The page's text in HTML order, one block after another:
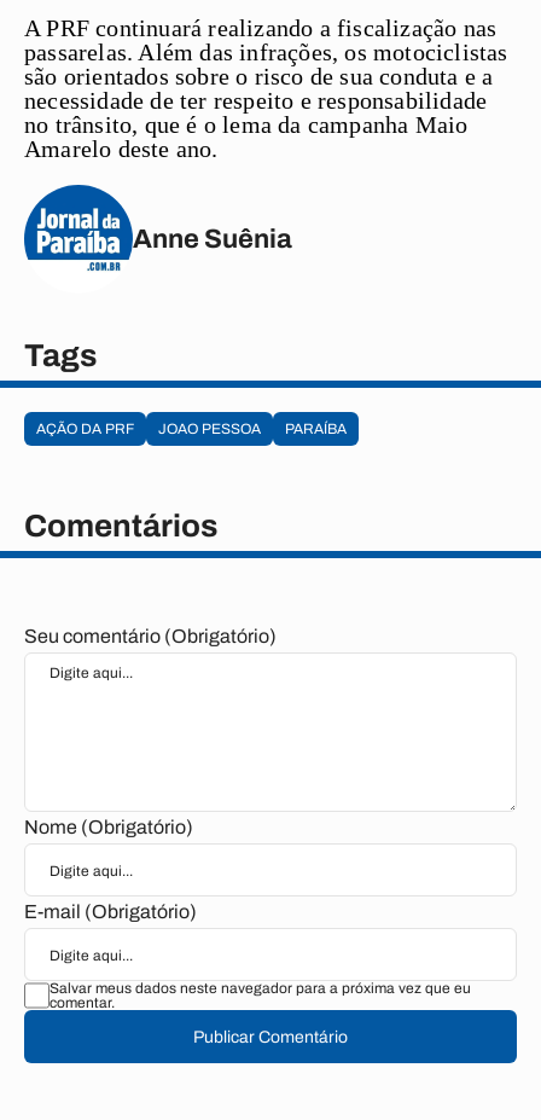
A PRF continuará realizando a fiscalização nas
passarelas. Além das infrações, os motociclistas
são orientados sobre o risco de sua conduta e a
necessidade de ter respeito e responsabilidade
no trânsito, que é o lema da campanha Maio
Amarelo deste ano.
Anne Suênia
Tags
AÇÃO DA PRF JOAO PESSOA PARAÍBA
Comentários
Seu comentário (Obrigatório)
Nome (Obrigatório)
E-mail (Obrigatório)
Salvar meus dados neste navegador para a próxima vez que eu
comentar.
Publicar Comentário